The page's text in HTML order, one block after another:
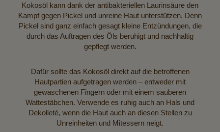
Kokosöl kann dank der antibakteriellen Laurinsäure den
Kampf gegen Pickel und unreine Haut unterstützen. Denn
Pickel sind ganz einfach gesagt kleine Entzündungen, die
durch das Auftragen des Öls beruhigt und nachhaltig
gepflegt werden.
Dafür sollte das Kokosöl direkt auf die betroffenen
Hautpartien aufgetragen werden – entweder mit
gewaschenen Fingern oder mit einem sauberen
Wattestäbchen. Verwende es ruhig auch an Hals und
Dekolleté, wenn die Haut auch an diesen Stellen zu
Unreinheiten und Mitessern neigt.